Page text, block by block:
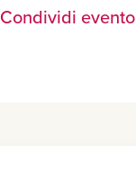
Condividi evento